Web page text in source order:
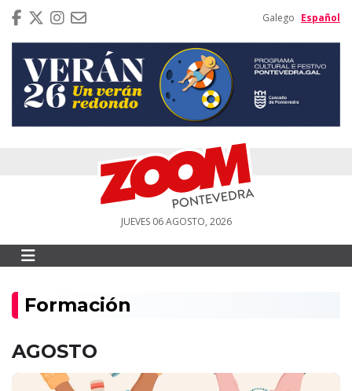
Galego Español
JUEVES 06 AGOSTO, 2026
Formación
AGOSTO